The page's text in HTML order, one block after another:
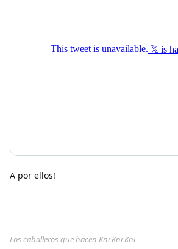
A por ellos!
Los caballeros que hacen Kni Kni Kni